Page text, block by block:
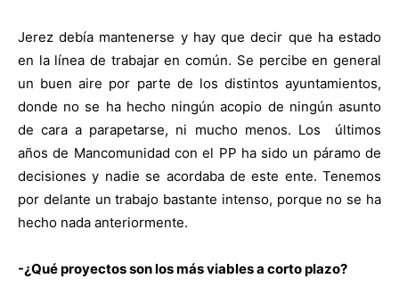
Jerez debía mantenerse y hay que decir que ha estado
en la línea de trabajar en común. Se percibe en general
un buen aire por parte de los distintos ayuntamientos,
donde no se ha hecho ningún acopio de ningún asunto
de cara a parapetarse, ni mucho menos. Los
últimos
años de Mancomunidad con el PP ha sido un páramo de
decisiones y nadie se acordaba de este ente. Tenemos
por delante un trabajo bastante intenso, porque no se ha
hecho nada anteriormente.
-¿Qué proyectos son los más viables a corto plazo?